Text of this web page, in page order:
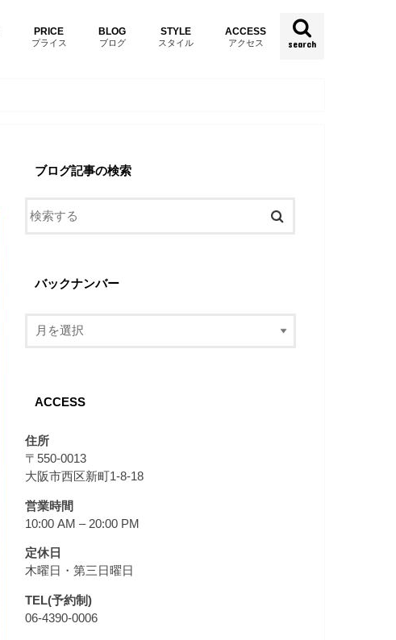
search
PRICE
プライス
BLOG
ブログ
STYLE
スタイル
ACCESS
アクセス
ブログ記事の検索
バックナンバー
ACCESS
住所
〒550-0013
大阪市西区新町1-8-18
営業時間
10:00 AM – 20:00 PM
定休日
木曜日・第三日曜日
TEL(予約制)
06-4390-0006